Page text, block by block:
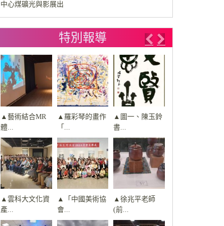
中心煤礦光與影展出
特別報導
Previous
Next
▲藝術結合MR
體...
▲羅彩琴的畫作
「...
▲圖一、陳玉鈴
書...
▲雲科大文化資
產...
▲「中國美術協
會...
▲徐兆平老師
(前...